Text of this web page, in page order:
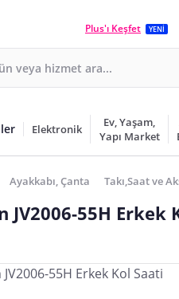
Plus'ı Keşfet YENİ
Elektronik
Ev, Yaşam,
Yapı Market
Ayakkabı, Çanta Takı,Saat ve
JV2006-55H Erkek